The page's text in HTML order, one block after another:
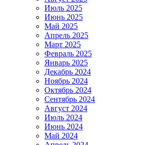
Июль 2025
Июнь 2025
Май 2025
Апрель 2025
Март 2025
Февраль 2025
Январь 2025
Декабрь 2024
Ноябрь 2024
Октябрь 2024
Сентябрь 2024
Август 2024
Июль 2024
Июнь 2024
Май 2024